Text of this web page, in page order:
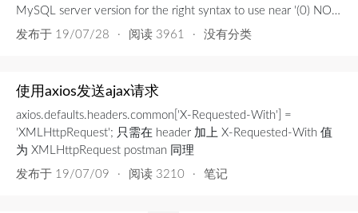
MySQL server version for the right syntax to use near '(0) NOT
NULL DEFAULT '0000-00-00 00...
发布于 19/07/28 · 阅读 3961 · 没有分类
使用axios发送ajax请求
axios.defaults.headers.common['X-Requested-With'] =
'XMLHttpRequest'; 只需在 header 加上 X-Requested-With 值
为 XMLHttpRequest postman 同理
发布于 19/07/09 · 阅读 3210 · 笔记